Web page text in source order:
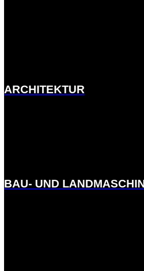
ARCHITEKTUR
BAU- UND